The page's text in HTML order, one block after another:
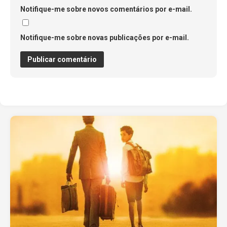
Notifique-me sobre novos comentários por e-mail.
Notifique-me sobre novas publicações por e-mail.